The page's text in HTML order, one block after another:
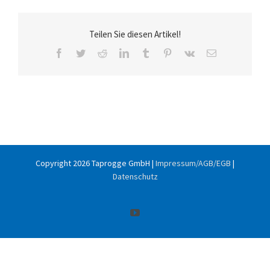
Teilen Sie diesen Artikel!
Facebook
TwitterRedditLinkedInTumblr Pinterest
Vk
E-
Copyright 2026 Taprogge GmbH | Impressum/AGB/EGB |
Datenschutz
YouTube